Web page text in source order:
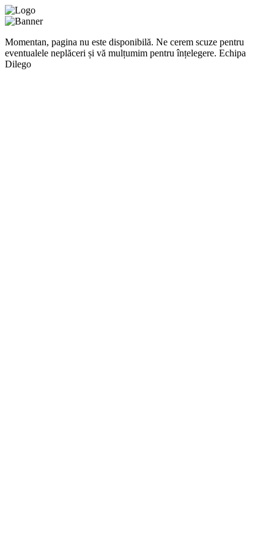
Momentan, pagina nu este disponibilă. Ne cerem scuze pentru
eventualele neplăceri și vă mulțumim pentru înțelegere. Echipa
Dilego